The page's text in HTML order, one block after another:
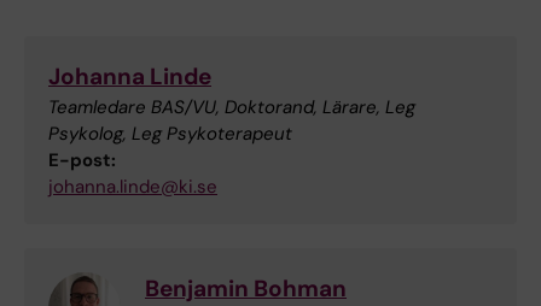
Johanna Linde
Teamledare BAS/VU, Doktorand, Lärare, Leg
Psykolog, Leg Psykoterapeut
E-post:
johanna.linde@ki.se
Benjamin Bohman